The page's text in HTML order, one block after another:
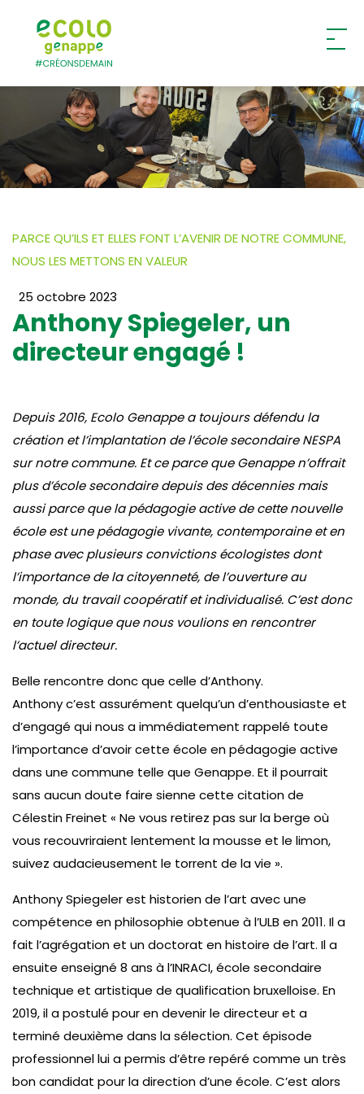
Ecolo – Genappe
PARCE QU’ILS ET ELLES FONT L’AVENIR DE NOTRE COMMUNE,
NOUS LES METTONS EN VALEUR
25 octobre 2023
Anthony Spiegeler, un
directeur engagé !
Depuis 2016, Ecolo Genappe a toujours défendu la
création et l’implantation de l’école secondaire NESPA
sur notre commune. Et ce parce que Genappe n’offrait
plus d’école secondaire depuis des décennies mais
aussi parce que la pédagogie active de cette nouvelle
école est une pédagogie vivante, contemporaine et en
phase avec plusieurs convictions écologistes dont
l’importance de la citoyenneté, de l’ouverture au
monde, du travail coopératif et individualisé. C’est donc
en toute logique que nous voulions en rencontrer
l’actuel directeur.
Belle rencontre donc que celle d’Anthony.
Anthony c’est assurément quelqu’un d’enthousiaste et
d’engagé qui nous a immédiatement rappelé toute
l’importance d’avoir cette école en pédagogie active
dans une commune telle que Genappe. Et il pourrait
sans aucun doute faire sienne cette citation de
Célestin Freinet « Ne vous retirez pas sur la berge où
vous recouvriraient lentement la mousse et le limon,
suivez audacieusement le torrent de la vie ».
Anthony Spiegeler est historien de l’art avec une
compétence en philosophie obtenue à l’ULB en 2011. Il a
fait l’agrégation et un doctorat en histoire de l’art. Il a
ensuite enseigné 8 ans à l’INRACI, école secondaire
technique et artistique de qualification bruxelloise. En
2019, il a postulé pour en devenir le directeur et a
terminé deuxième dans la sélection. Cet épisode
professionnel lui a permis d’être repéré comme un très
bon candidat pour la direction d’une école. C’est alors